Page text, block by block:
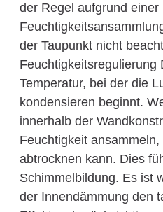
der Regel aufgrund einer
der Taupunkt nicht
Feuchtigkeitsregulierung
Temperatur, bei der die
kondensieren beginnt.
innerhalb der
Feuchtigkeit
abtrocknen kann. Dies
Schimmelbildung. Es ist
der Innendämmung den